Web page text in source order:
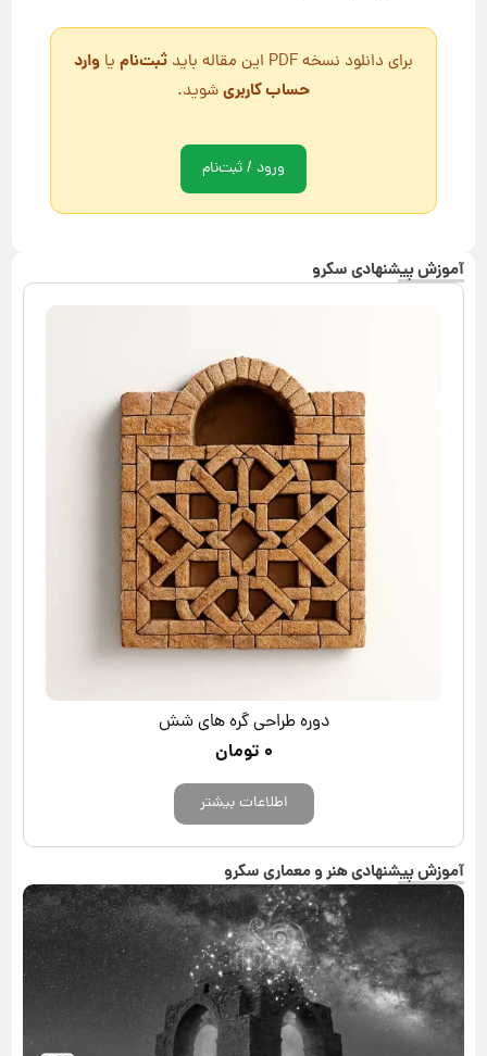
برای دانلود نسخه PDF این مقاله باید ثبت‌نام یا وارد
حساب کاربریشوید.
ورود / ثبت‌نام
آموزش پیشنهادی سکرو
دوره طراحی گره های شش
۰ تومان
اطلاعات بیشتر
آموزش پیشنهادی هنر و معماری سکرو